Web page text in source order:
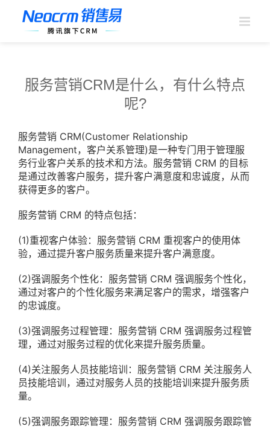
服务营销CRM是什么，有什么特点
呢?
服务营销 CRM(Customer Relationship
Management，客户关系管理)是一种专门用于管理服
务行业客户关系的技术和方法。服务营销 CRM 的目标
是通过改善客户服务，提升客户满意度和忠诚度，从而
获得更多的客户。
服务营销 CRM 的特点包括：
(1)重视客户体验：服务营销 CRM 重视客户的使用体
验，通过提升客户服务质量来提升客户满意度。
(2)强调服务个性化：服务营销 CRM 强调服务个性化，
通过对客户的个性化服务来满足客户的需求，增强客户
的忠诚度。
(3)强调服务过程管理：服务营销 CRM 强调服务过程管
理，通过对服务过程的优化来提升服务质量。
(4)关注服务人员技能培训：服务营销 CRM 关注服务人
员技能培训，通过对服务人员的技能培训来提升服务质
量。
(5)强调服务跟踪管理：服务营销 CRM 强调服务跟踪管